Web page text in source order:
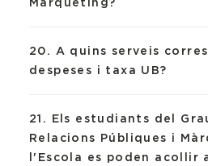
Màrqueting?
20. A quins serveis
despeses i taxa UB?
21. Els estudiants del
Relacions Públiques i
l'Escola es poden acollir